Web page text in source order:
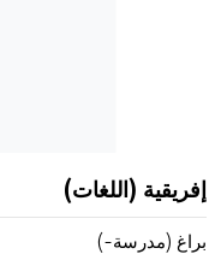
إفريقية (اللغات)
براغ (مدرسة-)